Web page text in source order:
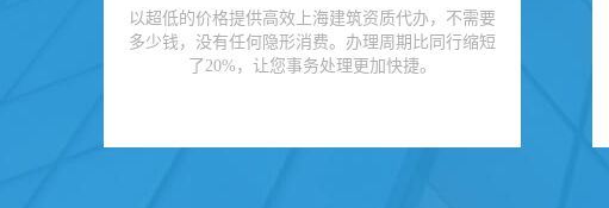
以超低的价格提供高效上海建筑资质代办，不需要
多少钱，没有任何隐形消费。办理周期比同行缩短
了20%，让您事务处理更加快捷。